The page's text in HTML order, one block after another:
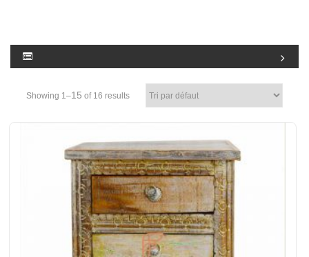
Showing 1–15 of 16 results